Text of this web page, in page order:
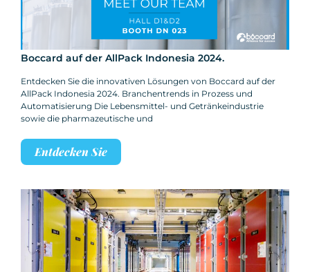
Boccard auf der AllPack Indonesia 2024.
Entdecken Sie die innovativen Lösungen von Boccard auf der
AllPack Indonesia 2024. Branchentrends in Prozess und
Automatisierung Die Lebensmittel- und Getränkeindustrie
sowie die pharmazeutische und
Entdecken Sie